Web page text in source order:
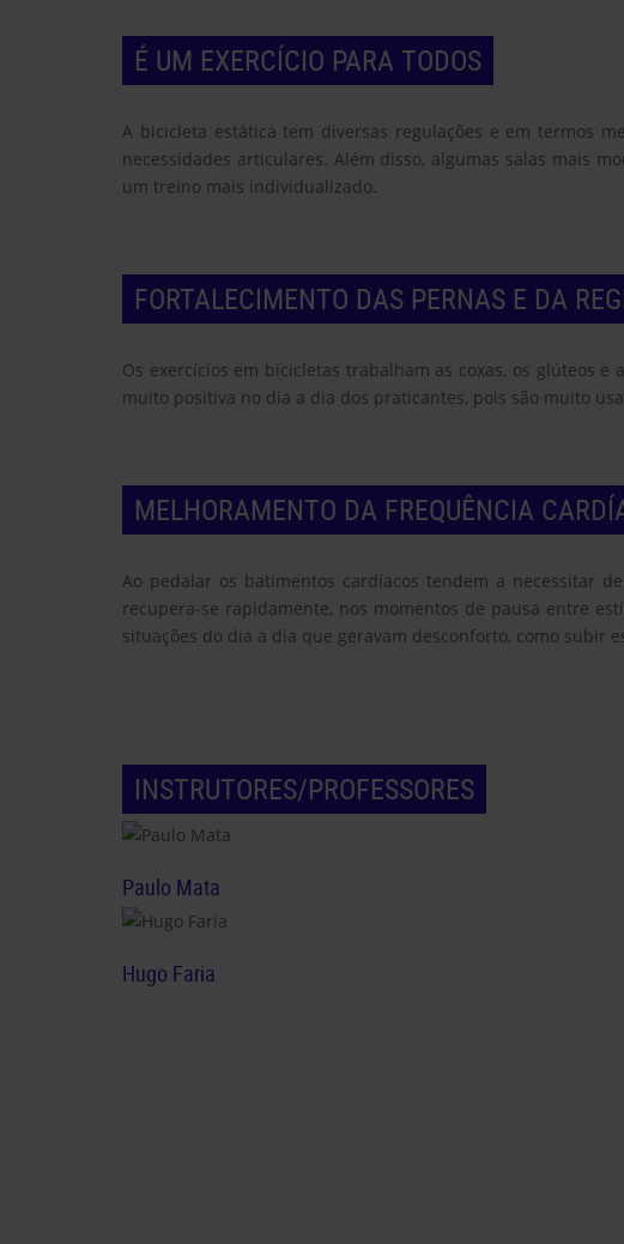
É UM EXERCÍCIO PARA TODOS
A bicicleta estática tem diversas regulações e em termos
necessidades articulares. Além disso, algumas salas mais
um treino mais individualizado.
FORTALECIMENTO DAS PERNAS E DA
Os exercícios em bicicletas trabalham as coxas, os glúteos
muito positiva no dia a dia dos praticantes, pois são muito
MELHORAMENTO DA FREQUÊNCIA
Ao pedalar os batimentos cardíacos tendem a necessitar
recupera-se rapidamente, nos momentos de pausa entre
situações do dia a dia que geravam desconforto, como subir
INSTRUTORES/PROFESSORES
Paulo Mata
Hugo Faria